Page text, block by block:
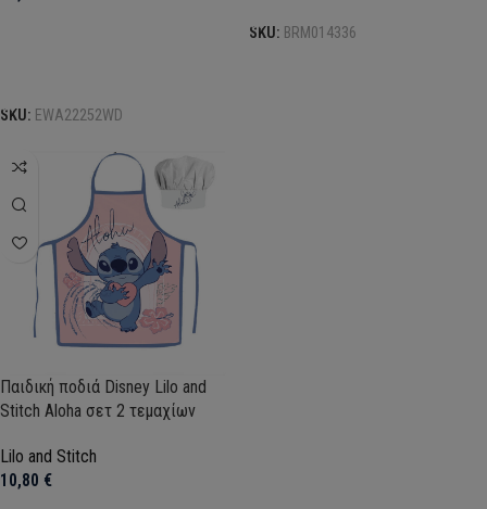
SKU: EWA22252WD
SKU: BRM014336
Παιδική ποδιά Disney Lilo and
Stitch Aloha σετ 2 τεμαχίων
Lilo and Stitch
10,80 €